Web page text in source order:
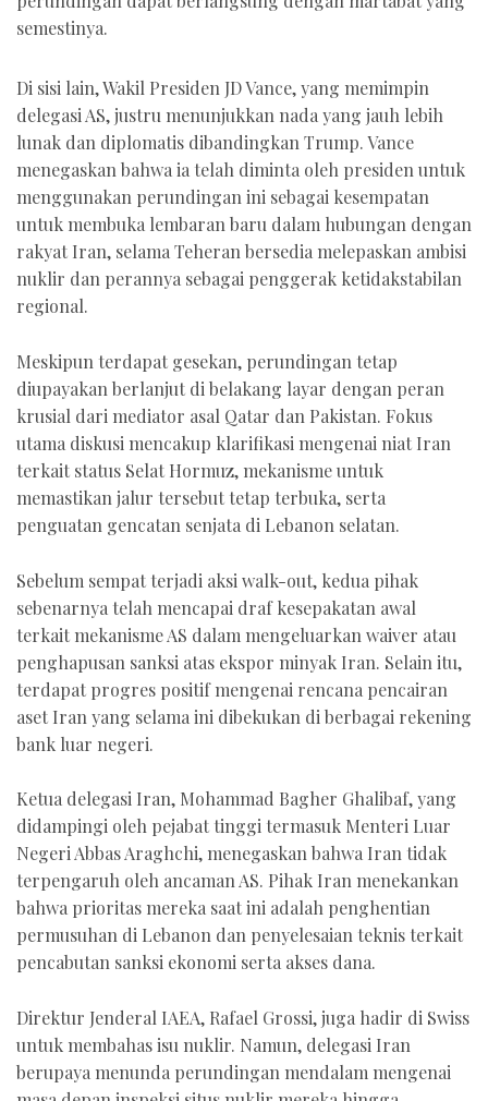
semestinya.
Di sisi lain, Wakil Presiden JD Vance, yang memimpin
delegasi AS, justru menunjukkan nada yang jauh lebih
lunak dan diplomatis dibandingkan Trump. Vance
menegaskan bahwa ia telah diminta oleh presiden untuk
menggunakan perundingan ini sebagai kesempatan
untuk membuka lembaran baru dalam hubungan dengan
rakyat Iran, selama Teheran bersedia melepaskan ambisi
nuklir dan perannya sebagai penggerak ketidakstabilan
regional.
Meskipun terdapat gesekan, perundingan tetap
diupayakan berlanjut di belakang layar dengan peran
krusial dari mediator asal Qatar dan Pakistan. Fokus
utama diskusi mencakup klarifikasi mengenai niat Iran
terkait status Selat Hormuz, mekanisme untuk
memastikan jalur tersebut tetap terbuka, serta
penguatan gencatan senjata di Lebanon selatan.
Sebelum sempat terjadi aksi walk-out, kedua pihak
sebenarnya telah mencapai draf kesepakatan awal
terkait mekanisme AS dalam mengeluarkan waiver atau
penghapusan sanksi atas ekspor minyak Iran. Selain itu,
terdapat progres positif mengenai rencana pencairan
aset Iran yang selama ini dibekukan di berbagai rekening
bank luar negeri.
Ketua delegasi Iran, Mohammad Bagher Ghalibaf, yang
didampingi oleh pejabat tinggi termasuk Menteri Luar
Negeri Abbas Araghchi, menegaskan bahwa Iran tidak
terpengaruh oleh ancaman AS. Pihak Iran menekankan
bahwa prioritas mereka saat ini adalah penghentian
permusuhan di Lebanon dan penyelesaian teknis terkait
pencabutan sanksi ekonomi serta akses dana.
Direktur Jenderal IAEA, Rafael Grossi, juga hadir di Swiss
untuk membahas isu nuklir. Namun, delegasi Iran
berupaya menunda perundingan mendalam mengenai